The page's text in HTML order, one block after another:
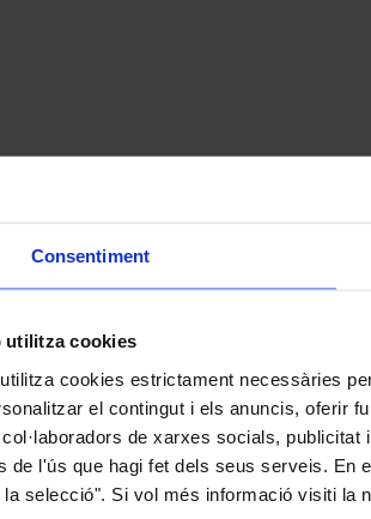
Consentiment
utilitza cookies
cookies estrictament necessàries
el contingut i els anuncis, oferir
de xarxes socials,
de l'ús que hagi fet dels seus serveis. En
la selecció". Si vol més informació visiti la